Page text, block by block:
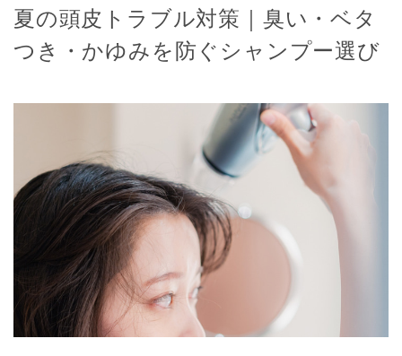
夏の頭皮トラブル対策｜臭い・ベタ
つき・かゆみを防ぐシャンプー選び